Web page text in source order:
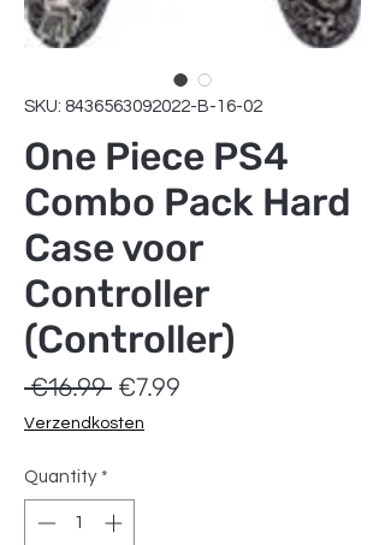
SKU: 8436563092022-B-16-02
One Piece PS4
Combo Pack Hard
Case voor
Controller
(Controller)
€16.99 Regular
Price
€7.99
Verzendkosten
Quantity *